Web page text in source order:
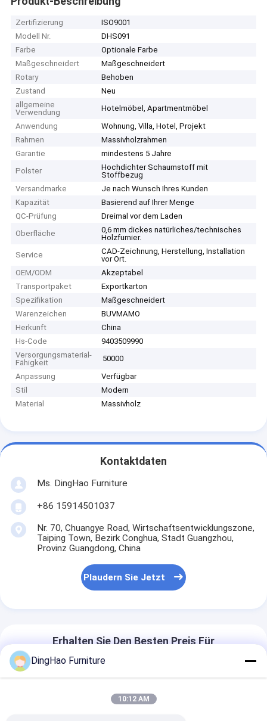
Zertifizierung
ISO9001
Modell Nr.
DHS091
Farbe
Optionale Farbe
Maßgeschneidert
Maßgeschneidert
Rotary
Behoben
Zustand
Neu
allgemeine
Verwendung
Hotelmöbel, Apartmentmöbel
Anwendung
Wohnung, Villa, Hotel, Projekt
Rahmen
Massivholzrahmen
Garantie
mindestens 5 Jahre
Polster
Hochdichter Schaumstoff mit
Stoffbezug
Versandmarke
Je nach Wunsch Ihres Kunden
Kapazität
Basierend auf Ihrer Menge
QC-Prüfung
Dreimal vor dem Laden
Oberfläche
0,6 mm dickes natürliches/technisches
Holzfurnier.
Service
CAD-Zeichnung, Herstellung, Installation
vor Ort.
OEM/ODM
Akzeptabel
Transportpaket
Exportkarton
Spezifikation
Maßgeschneidert
Warenzeichen
BUVMAMO
Herkunft
China
Hs-Code
9403509990
Versorgungsmaterial-
Fähigkeit
50000
Anpassung
Verfügbar
Stil
Modern
Material
Massivholz
Kontaktdaten
Ms. DingHao Furniture
+86 15914501037
Nr. 70, Chuangye Road, Wirtschaftsentwicklungszone,
Taiping Town, Bezirk Conghua, Stadt Guangzhou,
Provinz Guangdong, China
Plaudern Sie Jetzt
Erhalten Sie Den Besten Preis Für
OEM/ODM kundenspezifische
moderne Massivholz-Rahmen
Sofa Möbel Kollektion für Hotel,
DingHao Furniture
10:12 AM